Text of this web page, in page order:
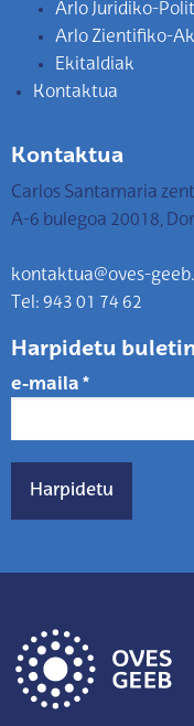
Arlo Juridiko-
Arlo Zientifiko-
Ekitaldiak
Kontaktua
Kontaktua
Carlos Santamaria
A-6 bulegoa 20018,
kontaktua@oves-
Tel: 943 01 74 62
Harpidetu
e-maila *